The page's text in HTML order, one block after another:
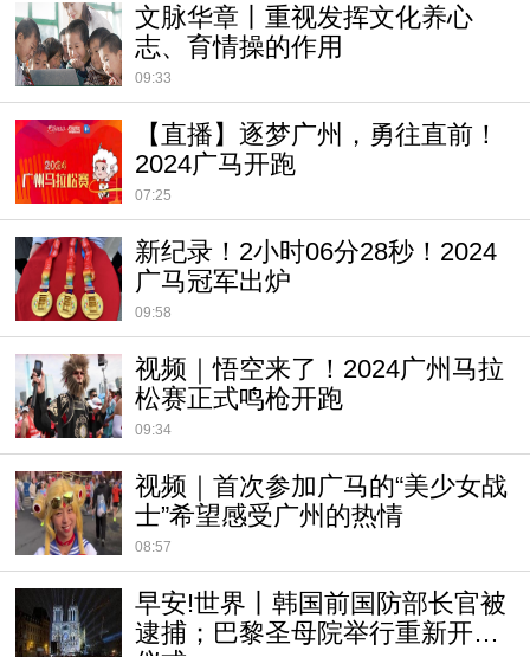
文脉华章丨重视发挥文化养心
志、育情操的作用
09:33
【直播】逐梦广州，勇往直前！
2024广马开跑
07:25
新纪录！2小时06分28秒！2024
广马冠军出炉
09:58
视频｜悟空来了！2024广州马拉
松赛正式鸣枪开跑
09:34
视频｜首次参加广马的“美少女战
士”希望感受广州的热情
08:57
早安!世界丨韩国前国防部长官被
逮捕；巴黎圣母院举行重新开放